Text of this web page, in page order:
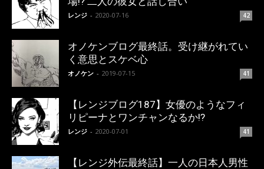
レンジ - 2020-07-16 42
オノケンブログ最終話。受け継がれてい
く意思とスケベ心
オノケン - 2019-07-15 41
【レンジブログ187】女優のようなフィ
リピーナとワンチャンなるか!?
レンジ - 2020-07-01 41
【レンジ外伝最終話】一人の日本人男性